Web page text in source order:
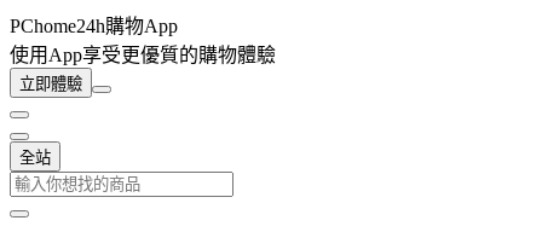
PChome24h購物App
使用App享受更優質的購物體驗
立即體驗
全站